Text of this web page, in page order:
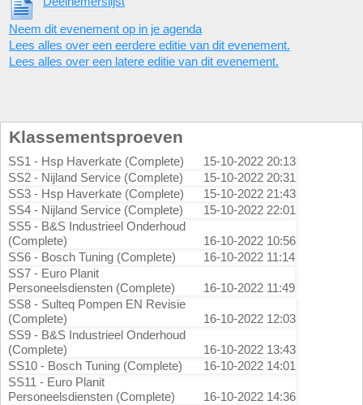
Neem dit evenement op in je agenda
Lees alles over een eerdere editie van dit evenement.
Lees alles over een latere editie van dit evenement.
Klassementsproeven
SS1 - Hsp Haverkate (Complete)
15-10-2022 20:13
SS2 - Nijland Service (Complete)
15-10-2022 20:31
SS3 - Hsp Haverkate (Complete)
15-10-2022 21:43
SS4 - Nijland Service (Complete)
15-10-2022 22:01
SS5 - B&S Industrieel Onderhoud
(Complete)
16-10-2022 10:56
SS6 - Bosch Tuning (Complete)
16-10-2022 11:14
SS7 - Euro Planit
Personeelsdiensten (Complete)
16-10-2022 11:49
SS8 - Sulteq Pompen EN Revisie
(Complete)
16-10-2022 12:03
SS9 - B&S Industrieel Onderhoud
(Complete)
16-10-2022 13:43
SS10 - Bosch Tuning (Complete)
16-10-2022 14:01
SS11 - Euro Planit
Personeelsdiensten (Complete)
16-10-2022 14:36